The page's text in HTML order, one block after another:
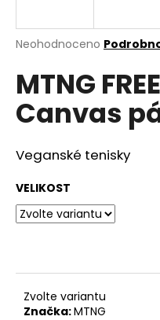
Průměrné
produktu
je
0,0
z
hvězdiček.
Neohodnoceno
MTNG
Canvas
Veganské tenisky
VELIKOST
Zvolte variantu
Značka:MTNG
j
t
?
o
o